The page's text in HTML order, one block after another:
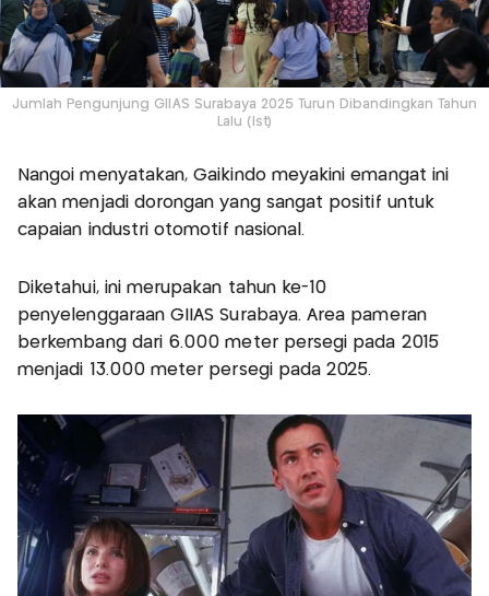
Jumlah Pengunjung GIIAS Surabaya 2025 Turun Dibandingkan Tahun
Lalu (Ist)
Nangoi menyatakan, Gaikindo meyakini emangat ini
akan menjadi dorongan yang sangat positif untuk
capaian industri otomotif nasional.
Diketahui, ini merupakan tahun ke-10
penyelenggaraan GIIAS Surabaya. Area pameran
berkembang dari 6.000 meter persegi pada 2015
menjadi 13.000 meter persegi pada 2025.